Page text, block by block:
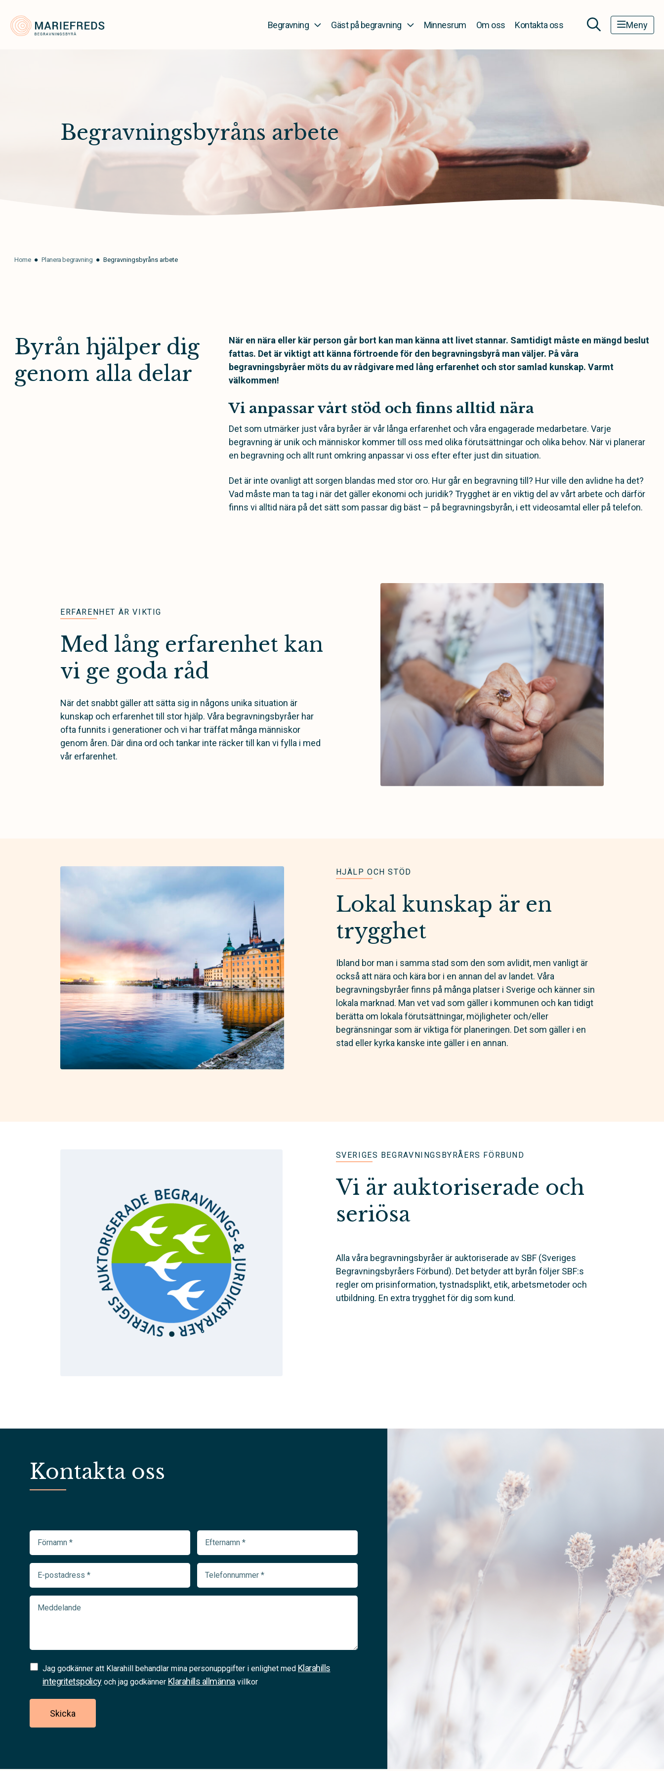
Begravning Gäst på begravning Minnesrum Om oss Kontakta oss Meny
Begravningsbyråns arbete
Home Planera begravning Begravningsbyråns arbete
Byrån hjälper dig
genom alla delar
När en nära eller kär person går bort kan man känna att livet stannar. Samtidigt måste en mängd beslut
fattas. Det är viktigt att känna förtroende för den begravningsbyrå man väljer. På våra
begravningsbyråer möts du av rådgivare med lång erfarenhet och stor samlad kunskap. Varmt
välkommen!
Vi anpassar vårt stöd och finns alltid nära
Det som utmärker just våra byråer är vår långa erfarenhet och våra engagerade medarbetare. Varje
begravning är unik och människor kommer till oss med olika förutsättningar och olika behov. När vi planerar
en begravning och allt runt omkring anpassar vi oss efter efter just din situation.
Det är inte ovanligt att sorgen blandas med stor oro. Hur går en begravning till? Hur ville den avlidne ha det?
Vad måste man ta tag i när det gäller ekonomi och juridik? Trygghet är en viktig del av vårt arbete och därför
finns vi alltid nära på det sätt som passar dig bäst – på begravningsbyrån, i ett videosamtal eller på telefon.
ERFARENHET ÄR VIKTIG
Med lång erfarenhet kan
vi ge goda råd
När det snabbt gäller att sätta sig in någons unika situation är
kunskap och erfarenhet till stor hjälp. Våra begravningsbyråer har
ofta funnits i generationer och vi har träffat många människor
genom åren. Där dina ord och tankar inte räcker till kan vi fylla i med
vår erfarenhet.
HJÄLP OCH STÖD
Lokal kunskap är en
trygghet
Ibland bor man i samma stad som den som avlidit, men vanligt är
också att nära och kära bor i en annan del av landet. Våra
begravningsbyråer finns på många platser i Sverige och känner sin
lokala marknad. Man vet vad som gäller i kommunen och kan tidigt
berätta om lokala förutsättningar, möjligheter och/eller
begränsningar som är viktiga för planeringen. Det som gäller i en
stad eller kyrka kanske inte gäller i en annan.
SVERIGES BEGRAVNINGSBYRÅERS FÖRBUND
Vi är auktoriserade och
seriösa
Alla våra begravningsbyråer är auktoriserade av SBF (Sveriges
Begravningsbyråers Förbund). Det betyder att byrån följer SBF:s
regler om prisinformation, tystnadsplikt, etik, arbetsmetoder och
utbildning. En extra trygghet för dig som kund.
Kontakta oss
postadress
Samtycke
(Required)
Jag godkänner att Klarahill behandlar mina personuppgifter i enlighet med Klarahills
integritetspolicyoch jag godkänner Klarahills allmännavillkor
Skicka